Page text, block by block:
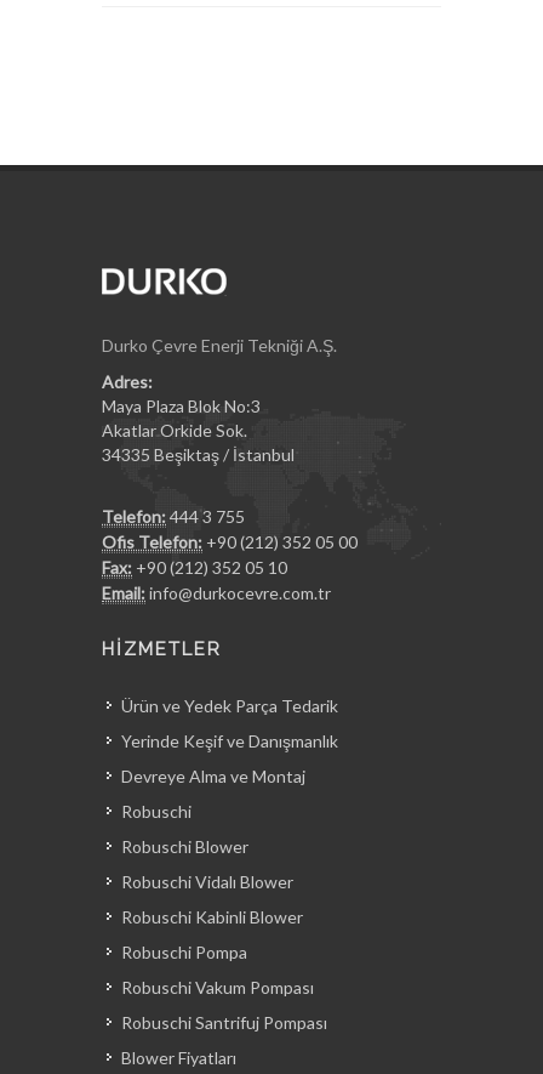
Durko Çevre Enerji Tekniği A.Ş.
Adres:
Maya Plaza Blok No:3
Akatlar Orkide Sok.
34335 Beşiktaş / İstanbul
Telefon: 444 3 755
Ofis Telefon: +90 (212) 352 05 00
Fax: +90 (212) 352 05 10
Email: info@durkocevre.com.tr
HİZMETLER
Ürün ve Yedek Parça Tedarik
Yerinde Keşif ve Danışmanlık
Devreye Alma ve Montaj
Robuschi
Robuschi Blower
Robuschi Vidalı Blower
Robuschi Kabinli Blower
Robuschi Pompa
Robuschi Vakum Pompası
Robuschi Santrifuj Pompası
Blower Fiyatları